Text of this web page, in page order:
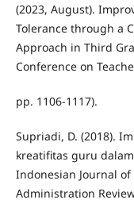
(2023, August).
Tolerance through a
Approach in Third
Conference on
pp. 1106-1117).
Supriadi, D. (2018).
kreatifitas guru
Indonesian Journal
Administration